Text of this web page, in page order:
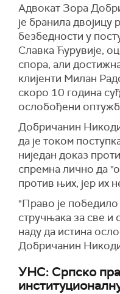
Адвокат Зора
је бранила
безбедности у
Славка Ћурувије,
спора, али
клијенти Милан
скоро 10 година
ослобођени
Добричанин
да је током
ниједан доказ
спремна лично да
против њих, јер их
"Право је победило
стручњака за све и
наду да истина
Добричанин
УНС: Српско